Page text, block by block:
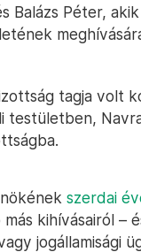
Balázs Péter,
tagja volt
testületben,
szerdai
kihívásairól –
jogállamisági